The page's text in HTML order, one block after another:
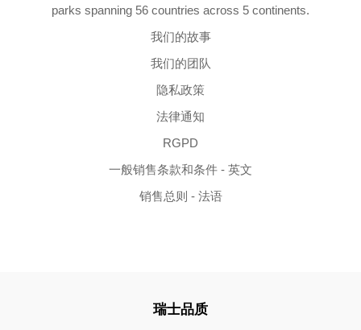
parks spanning 56 countries across 5 continents.
我们的故事
我们的团队
隐私政策
法律通知
RGPD
一般销售条款和条件 - 英文
销售总则 - 法语
瑞士品质